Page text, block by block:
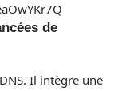
de
Il intègre une